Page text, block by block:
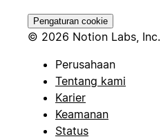
Pengaturan cookie
© 2026 Notion Labs, Inc.
Perusahaan
Tentang kami
Karier
Keamanan
Status